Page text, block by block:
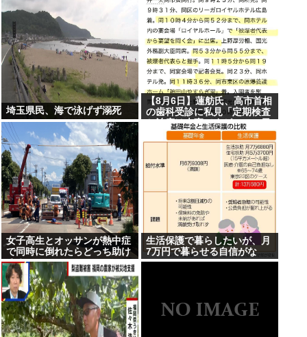
埼玉県民、海で泳げず溺死
【8月6日】蓮舫氏、高市首相
の歯科受診に私見「定期検査
と治療は大事ですが…この日
を避けて行くべきお立場で
は」
女子高生とオッサンが熱中症
で同時に倒れたらどっち助け
る？
生活保護で暮らしたいが、月
7万円で暮らせる自信がな
い…